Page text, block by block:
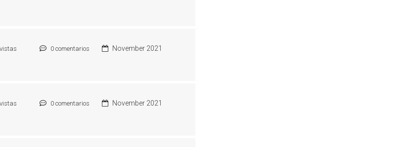
vistas 0comentarios November 2021
vistas 0comentarios November 2021